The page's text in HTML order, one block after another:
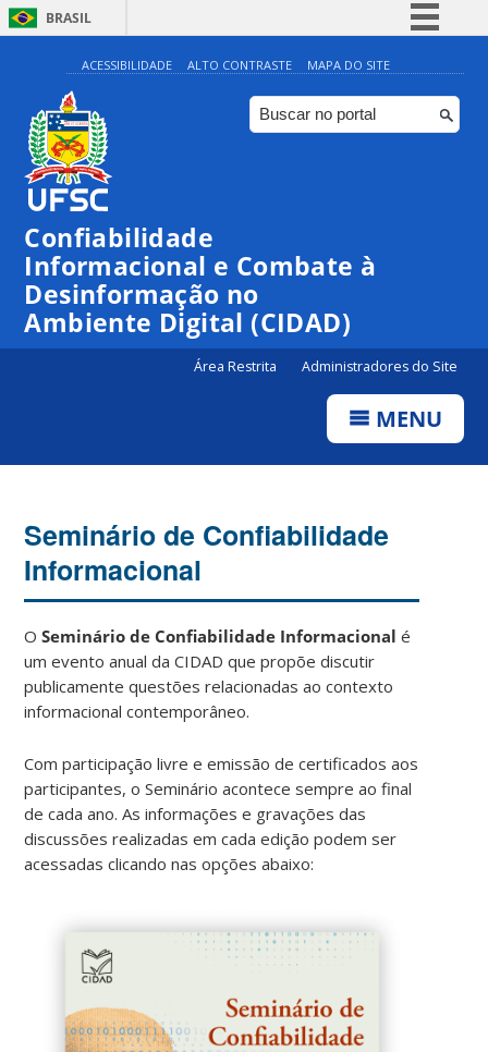
BRASIL
Simplifique!
Comunica BR
Participe
ACESSIBILIDADE ALTO CONTRASTE MAPA DO SITE
Confiabilidade
Informacional e Combate à
Desinformação no
Ambiente Digital (CIDAD)
Área Restrita Administradores do Site
MENU
Seminário de Confiabilidade
Informacional
OSeminário de Confiabilidade Informacional é
um evento anual da CIDAD que propõe discutir
publicamente questões relacionadas ao contexto
informacional contemporâneo.
Com participação livre e emissão de certificados aos
participantes, o Seminário acontece sempre ao final
de cada ano. As informações e gravações das
discussões realizadas em cada edição podem ser
acessadas clicando nas opções abaixo: